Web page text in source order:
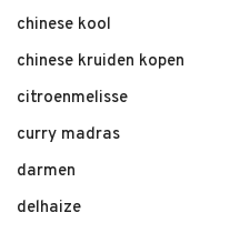
chinese kool
chinese kruiden kopen
citroenmelisse
curry madras
darmen
delhaize